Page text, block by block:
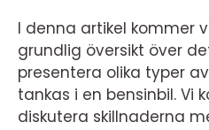
I denna artikel kommer
grundlig översikt över
presentera olika typer
tankas i en bensinbil. Vi
diskutera skillnaderna